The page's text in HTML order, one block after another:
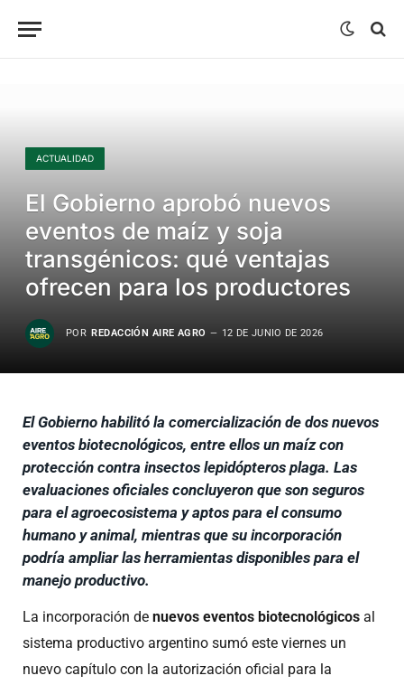
ACTUALIDAD
El Gobierno aprobó nuevos
eventos de maíz y soja
transgénicos: qué ventajas
ofrecen para los productores
POR REDACCIÓN AIRE AGRO 12 DE JUNIO DE 2026
El Gobierno habilitó la comercialización de dos nuevos
eventos biotecnológicos, entre ellos un maíz con
protección contra insectos lepidópteros plaga. Las
evaluaciones oficiales concluyeron que son seguros
para el agroecosistema y aptos para el consumo
humano y animal, mientras que su incorporación
podría ampliar las herramientas disponibles para el
manejo productivo.
La incorporación de nuevos eventos biotecnológicos al
sistema productivo argentino sumó este viernes un
nuevo capítulo con la autorización oficial para la